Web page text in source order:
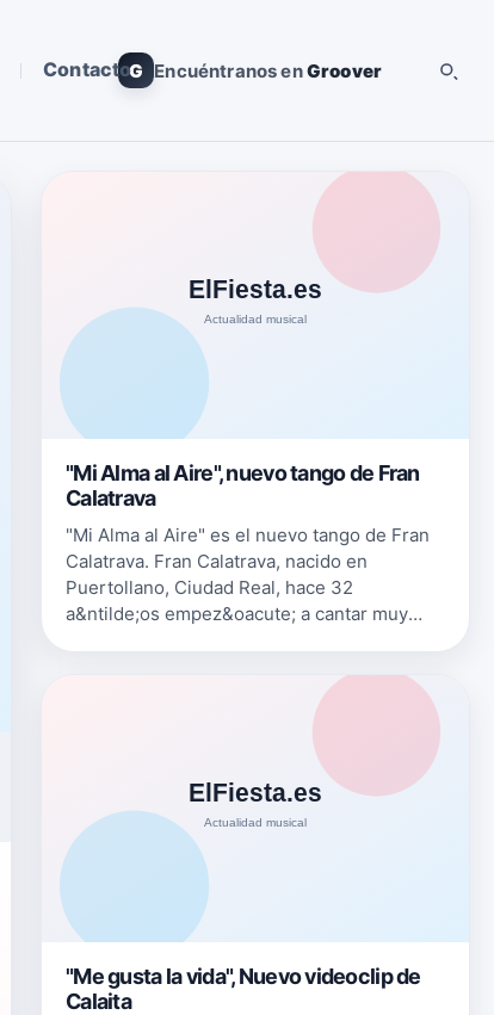
ContactoG Encuéntranos enGroover
"Mi Alma al Aire", nuevo tango de Fran
Calatrava
"Mi Alma al Aire" es el nuevo tango de Fran
Calatrava. Fran Calatrava, nacido en
Puertollano, Ciudad Real, hace 32
a&ntilde;os empez&oacute; a cantar muy
"Me gusta la vida", Nuevo videoclip de
Calaita